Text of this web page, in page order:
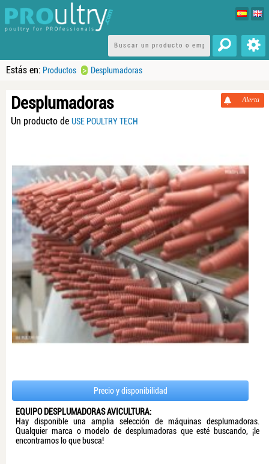
Estás en: Productos > Desplumadoras
Desplumadoras Alerta
Un producto de USE POULTRY TECH
Precio y disponibilidad
EQUIPO DESPLUMADORAS AVICULTURA:
Hay disponible una amplia selección de máquinas desplumadoras.
Qualquier marca o modelo de desplumadoras que esté buscando, ¡le
encontramos lo que busca!